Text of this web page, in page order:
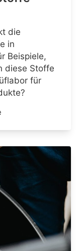
die
in
Beispiele,
diese Stoffe
für